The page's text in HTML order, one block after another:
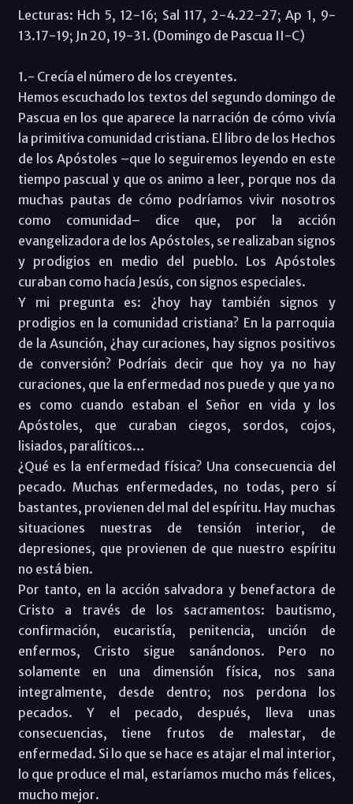
Lecturas: Hch 5, 12-16; Sal 117, 2-4.22-27; Ap 1, 9-
13.17-19; Jn 20, 19-31. (Domingo de Pascua II-C)
1.- Crecía el número de los creyentes.
Hemos escuchado los textos del segundo domingo de
Pascua en los que aparece la narración de cómo vivía
la primitiva comunidad cristiana. El libro de los Hechos
de los Apóstoles –que lo seguiremos leyendo en este
tiempo pascual y que os animo a leer, porque nos da
muchas pautas de cómo podríamos vivir nosotros
como comunidad– dice que, por la acción
evangelizadora de los Apóstoles, se realizaban signos
y prodigios en medio del pueblo. Los Apóstoles
curaban como hacía Jesús, con signos especiales.
Y mi pregunta es: ¿hoy hay también signos y
prodigios en la comunidad cristiana? En la parroquia
de la Asunción, ¿hay curaciones, hay signos positivos
de conversión? Podríais decir que hoy ya no hay
curaciones, que la enfermedad nos puede y que ya no
es como cuando estaban el Señor en vida y los
Apóstoles, que curaban ciegos, sordos, cojos,
lisiados, paralíticos…
¿Qué es la enfermedad física? Una consecuencia del
pecado. Muchas enfermedades, no todas, pero sí
bastantes, provienen del mal del espíritu. Hay muchas
situaciones nuestras de tensión interior, de
depresiones, que provienen de que nuestro espíritu
no está bien.
Por tanto, en la acción salvadora y benefactora de
Cristo a través de los sacramentos: bautismo,
confirmación, eucaristía, penitencia, unción de
enfermos, Cristo sigue sanándonos. Pero no
solamente en una dimensión física, nos sana
integralmente, desde dentro; nos perdona los
pecados. Y el pecado, después, lleva unas
consecuencias, tiene frutos de malestar, de
enfermedad. Si lo que se hace es atajar el mal interior,
lo que produce el mal, estaríamos mucho más felices,
mucho mejor.